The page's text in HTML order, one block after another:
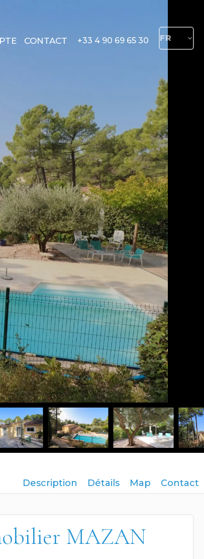
CONTACT +33 4 90 69 65 30 FR
Description Détails Map Contact
MAZAN